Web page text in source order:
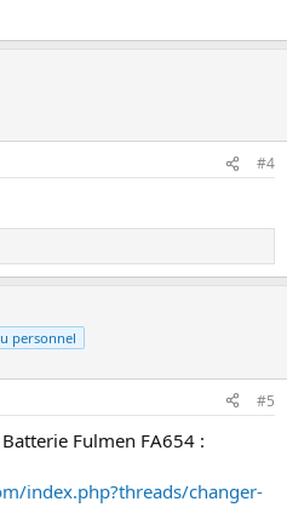
#4
personnel
#5
Fulmen FA654 :
index.php?threads/changer-